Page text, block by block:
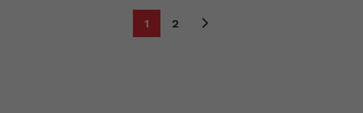
1 2